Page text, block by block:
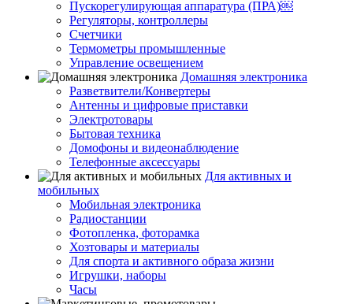
Пускорегулирующая аппаратура (ПРА)￼
Регуляторы, контроллеры
Счетчики
Термометры промышленные
Управление освещением
Домашняя электроника
Разветвители/Конвертеры
Антенны и цифровые приставки
Электротовары
Бытовая техника
Домофоны и видеонаблюдение
Телефонные аксессуары
Для активных и
мобильных
Мобильная электроника
Радиостанции
Фотопленка, фоторамка
Хозтовары и материалы
Для спорта и активного образа жизни
Игрушки, наборы
Часы